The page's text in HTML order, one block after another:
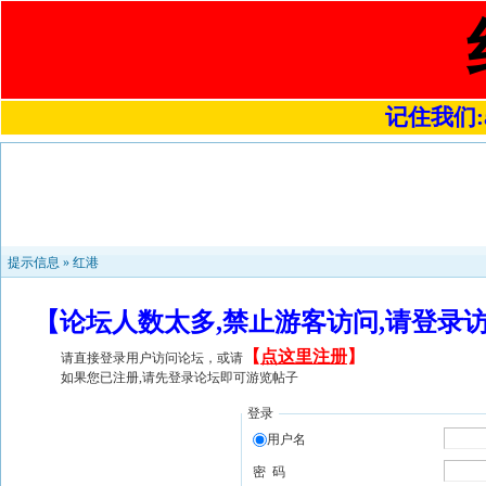
记住我们
提示信息 » 红港
【论坛人数太多,禁止游客访问,请登
请直接登录用户访问论坛，或请 【 点这里注册】
如果您已注册,请先登录论坛即可游览帖子
登录
用户名
密 码